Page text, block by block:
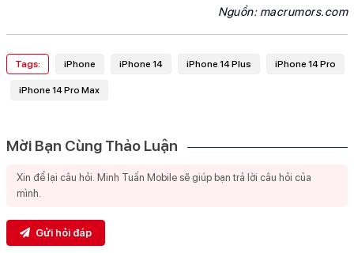
Nguồn: macrumors.com
Tags: iPhone iPhone 14 iPhone 14 Plus iPhone 14 Pro
iPhone 14 Pro Max
Mời Bạn Cùng Thảo Luận
Gửi hỏi đáp